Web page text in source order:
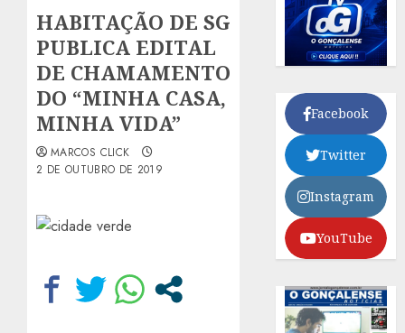
HABITAÇÃO DE SG
PUBLICA EDITAL
DE CHAMAMENTO
DO “MINHA CASA,
MINHA VIDA”
MARCOS CLICK
2 DE OUTUBRO DE 2019
Facebook
Twitter
Instagram
YouTube